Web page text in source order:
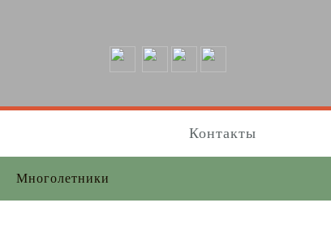
Контакты
Многолетники